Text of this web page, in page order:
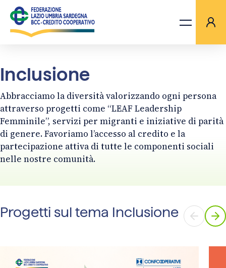
LA FEDERAZIONE
BANCHE
PROGETTI
Inclusione
Abbracciamo la diversità valorizzando ogni persona
attraverso progetti come “LEAF Leadership
Femminile”, servizi per migranti e iniziative di parità
di genere. Favoriamo l’accesso al credito e la
partecipazione attiva di tutte le componenti sociali
nelle nostre comunità.
Progetti sul tema Inclusione